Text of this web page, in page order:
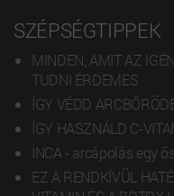
SZÉPSÉGTIPPEK
MINDEN, AMIT AZ
TUDNI ÉRDEMES
ÍGY VÉDD
ÍGY HASZNÁLD C-
INCA - arcápolás egy
EZ A RENDKÍVÜL